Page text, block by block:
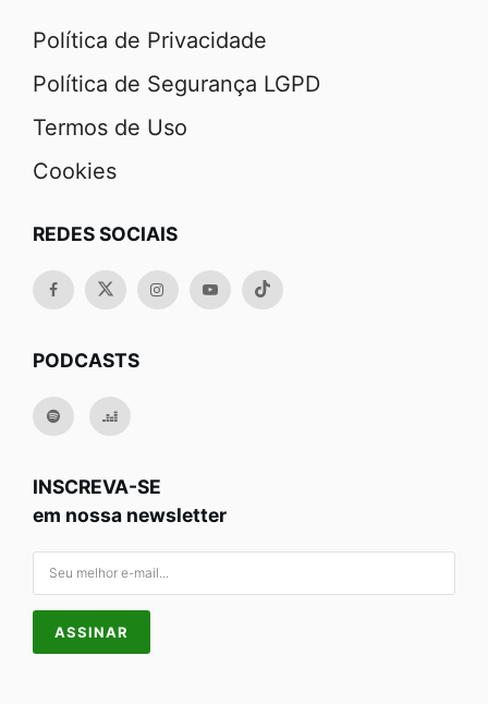
Política de Privacidade
Política de Segurança LGPD
Termos de Uso
Cookies
REDES SOCIAIS
PODCASTS
INSCREVA-SE
em nossa newsletter